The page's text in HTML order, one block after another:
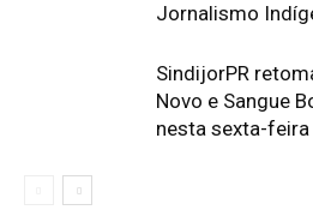
Jornalismo
SindijorPR
Novo e Sangue
nesta sexta-feira